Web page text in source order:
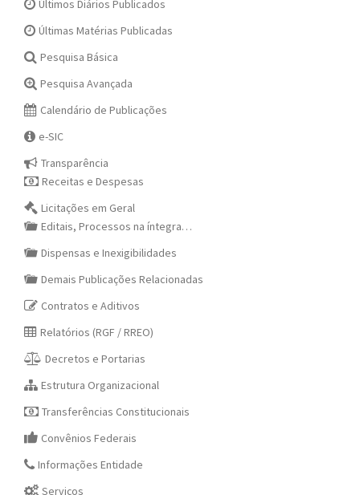
Últimos Diários Publicados
Últimas Matérias Publicadas
Pesquisa Básica
Pesquisa Avançada
Calendário de Publicações
e-SIC
Transparência
Receitas e Despesas
Licitações em Geral
Editais, Processos na íntegra…
Dispensas e Inexigibilidades
Demais Publicações Relacionadas
Contratos e Aditivos
Relatórios (RGF / RREO)
Decretos e Portarias
Estrutura Organizacional
Transferências Constitucionais
Convênios Federais
Informações Entidade
Serviços